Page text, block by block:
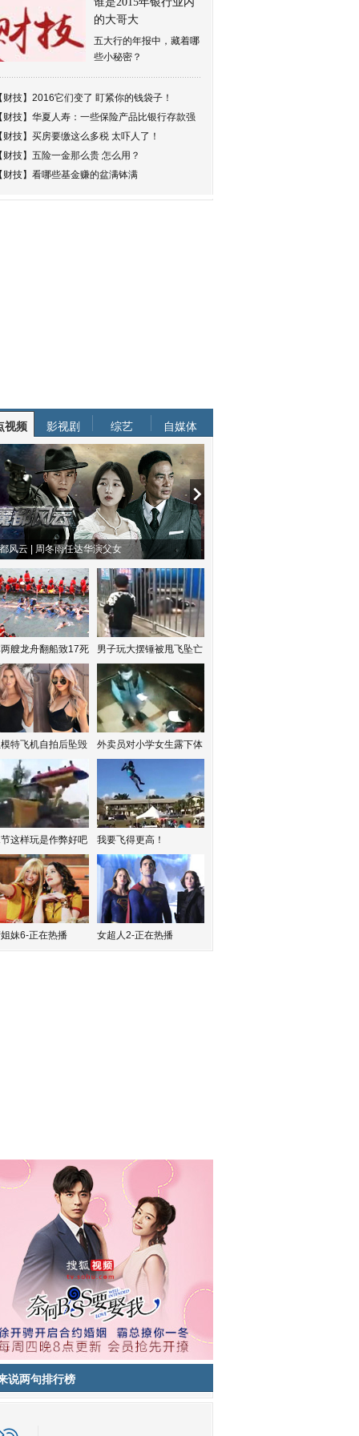
的大哥大
五大行的年报中，藏着哪
些小秘密？
财技】 2016它们变了 盯紧你的钱袋子！
财技】 华夏人寿：一些保险产品比银行存款强
财技】 买房要缴这么多税 太吓人了！
财技】 五险一金那么贵 怎么用？
财技】 看哪些基金赚的盆满钵满
视频 影视剧 综艺 自媒体
风云 | 周冬雨任达华演父女
艘龙舟翻船致17死 男子玩大摆锤被甩飞坠亡
特飞机自拍后坠毁 外卖员对小学女生露下体
这样玩是作弊好吧 我要飞得更高！
妹6-正在热播 女超人2-正在热播
说两句排行榜